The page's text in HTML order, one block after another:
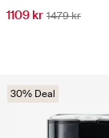
1109 kr 1479 kr
30% Deal